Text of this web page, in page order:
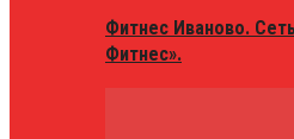
Фитнес Иваново.
Фитнес».